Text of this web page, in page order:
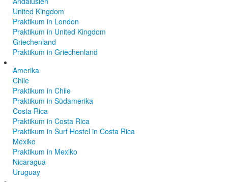
United Kingdom
Praktikum in London
Praktikum in United Kingdom
Griechenland
Praktikum in Griechenland
Amerika
Chile
Praktikum in Chile
Praktikum in Südamerika
Costa Rica
Praktikum in Costa Rica
Praktikum in Surf Hostel in Costa Rica
Mexiko
Praktikum in Mexiko
Nicaragua
Uruguay